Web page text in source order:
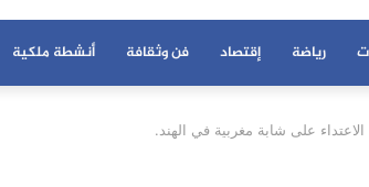
رياضة إقتصاد فن وثقافة أنشطة ملكية
على شابة مغربية في الهند.